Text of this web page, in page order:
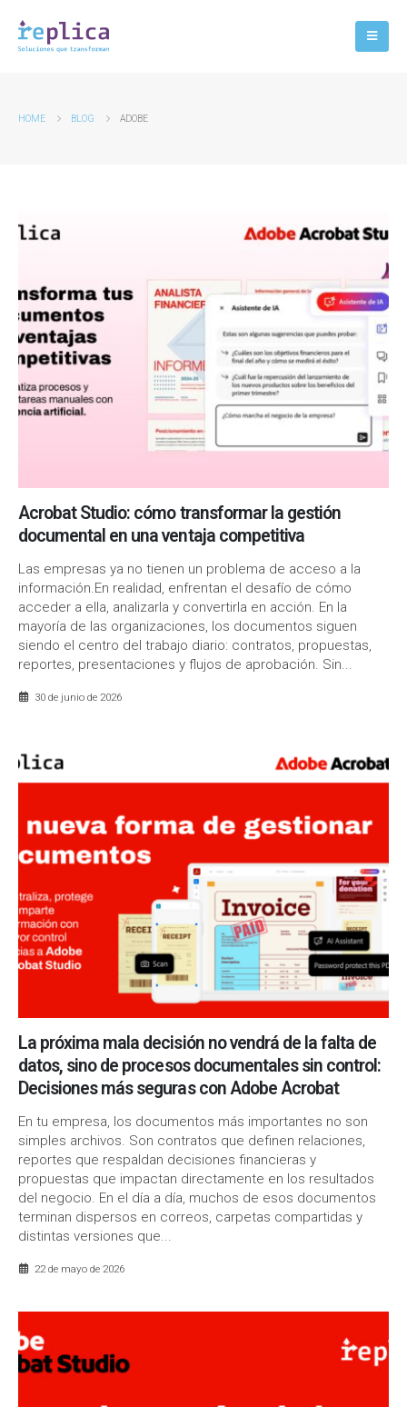
HOME BLOG ADOBE
Acrobat Studio: cómo transformar la gestión
documental en una ventaja competitiva
Las empresas ya no tienen un problema de acceso a la
información.En realidad, enfrentan el desafío de cómo
acceder a ella, analizarla y convertirla en acción. En la
mayoría de las organizaciones, los documentos siguen
siendo el centro del trabajo diario: contratos, propuestas,
reportes, presentaciones y flujos de aprobación. Sin...
30 de junio de 2026
La próxima mala decisión no vendrá de la falta de
datos, sino de procesos documentales sin control:
Decisiones más seguras con Adobe Acrobat
En tu empresa, los documentos más importantes no son
simples archivos. Son contratos que definen relaciones,
reportes que respaldan decisiones financieras y
propuestas que impactan directamente en los resultados
del negocio. En el día a día, muchos de esos documentos
terminan dispersos en correos, carpetas compartidas y
distintas versiones que...
22 de mayo de 2026